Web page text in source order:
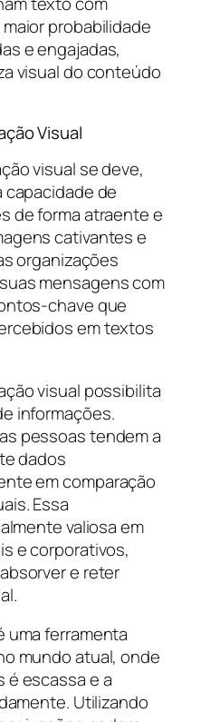
probabilidade
e engajadas,
visual do conteúdo
Visual
visual se deve,
capacidade de
de forma atraente e
cativantes e
organizações
mensagens com
chave que
em textos
visual possibilita
informações.
pessoas tendem a
dados
em comparação
Essa
valiosa em
e corporativos,
e reter
uma ferramenta
mundo atual, onde
é escassa e a
Utilizando